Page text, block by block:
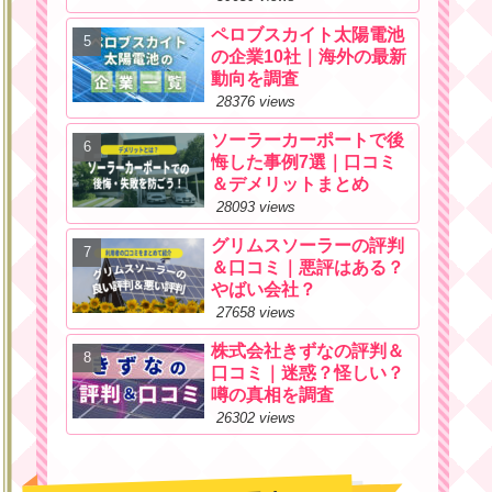
ペロブスカイト太陽電池
の企業10社｜海外の最新
動向を調査
28376 views
ソーラーカーポートで後
悔した事例7選｜口コミ
＆デメリットまとめ
28093 views
グリムスソーラーの評判
＆口コミ｜悪評はある？
やばい会社？
27658 views
株式会社きずなの評判＆
口コミ｜迷惑？怪しい？
噂の真相を調査
26302 views